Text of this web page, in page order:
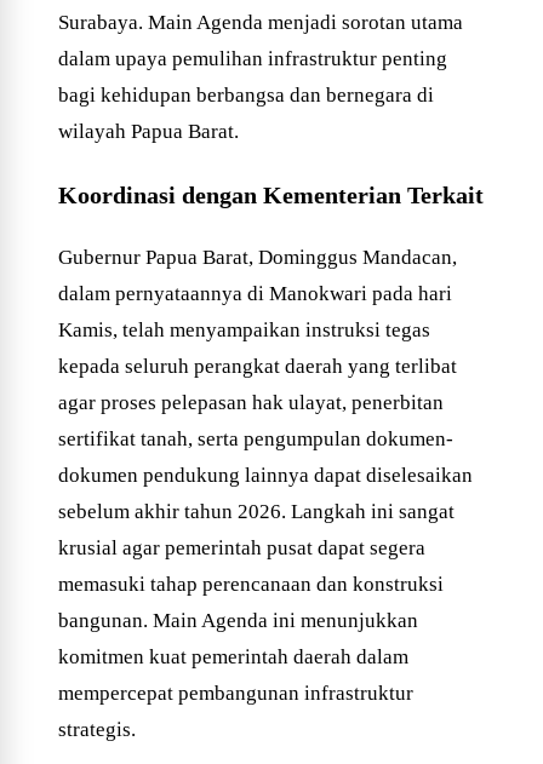
Surabaya. Main Agenda menjadi sorotan utama
dalam upaya pemulihan infrastruktur penting
bagi kehidupan berbangsa dan bernegara di
wilayah Papua Barat.
Koordinasi dengan Kementerian Terkait
Gubernur Papua Barat, Dominggus Mandacan,
dalam pernyataannya di Manokwari pada hari
Kamis, telah menyampaikan instruksi tegas
kepada seluruh perangkat daerah yang terlibat
agar proses pelepasan hak ulayat, penerbitan
sertifikat tanah, serta pengumpulan dokumen-
dokumen pendukung lainnya dapat diselesaikan
sebelum akhir tahun 2026. Langkah ini sangat
krusial agar pemerintah pusat dapat segera
memasuki tahap perencanaan dan konstruksi
bangunan. Main Agenda ini menunjukkan
komitmen kuat pemerintah daerah dalam
mempercepat pembangunan infrastruktur
strategis.